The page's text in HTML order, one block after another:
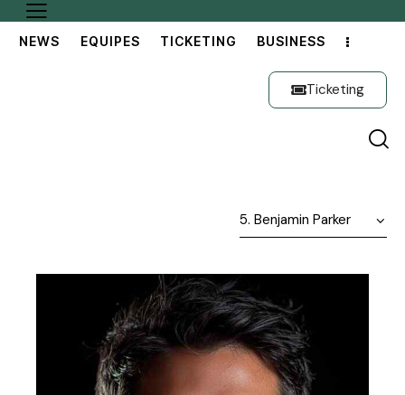
NEWS EQUIPES TICKETING BUSINESS
Ticketing